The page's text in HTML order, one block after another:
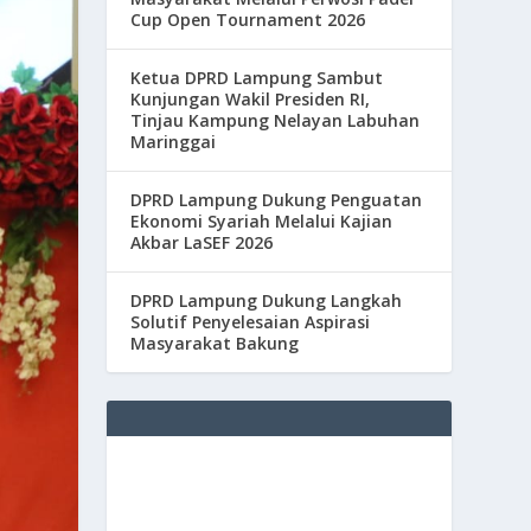
Cup Open Tournament 2026
Ketua DPRD Lampung Sambut
Kunjungan Wakil Presiden RI,
Tinjau Kampung Nelayan Labuhan
Maringgai
DPRD Lampung Dukung Penguatan
Ekonomi Syariah Melalui Kajian
Akbar LaSEF 2026
DPRD Lampung Dukung Langkah
Solutif Penyelesaian Aspirasi
Masyarakat Bakung